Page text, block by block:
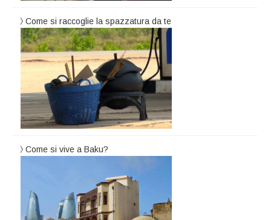
Come si raccoglie la spazzatura da te
Come si vive a Baku?